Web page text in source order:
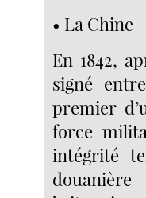
• La Chine
En 1842,
signé
premier
force
intégrité